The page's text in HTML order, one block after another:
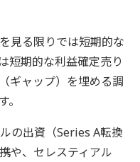
見る限りでは短期的な
短期的な利益確定売り
ギャップ）を埋める調
の出資（Series A転換
や、セレスティアル